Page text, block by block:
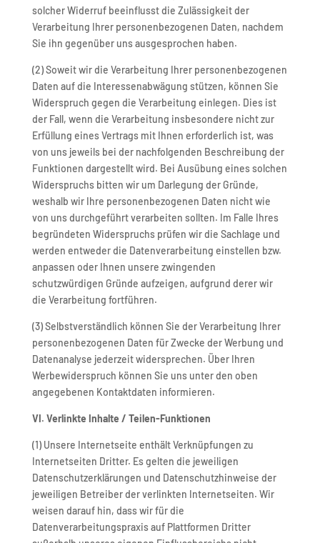
solcher Widerruf beeinflusst die Zulässigkeit der
Verarbeitung Ihrer personenbezogenen Daten, nachdem
Sie ihn gegenüber uns ausgesprochen haben.
(2) Soweit wir die Verarbeitung Ihrer personenbezogenen
Daten auf die Interessenabwägung stützen, können Sie
Widerspruch gegen die Verarbeitung einlegen. Dies ist
der Fall, wenn die Verarbeitung insbesondere nicht zur
Erfüllung eines Vertrags mit Ihnen erforderlich ist, was
von uns jeweils bei der nachfolgenden Beschreibung der
Funktionen dargestellt wird. Bei Ausübung eines solchen
Widerspruchs bitten wir um Darlegung der Gründe,
weshalb wir Ihre personenbezogenen Daten nicht wie
von uns durchgeführt verarbeiten sollten. Im Falle Ihres
begründeten Widerspruchs prüfen wir die Sachlage und
werden entweder die Datenverarbeitung einstellen bzw.
anpassen oder Ihnen unsere zwingenden
schutzwürdigen Gründe aufzeigen, aufgrund derer wir
die Verarbeitung fortführen.
(3) Selbstverständlich können Sie der Verarbeitung Ihrer
personenbezogenen Daten für Zwecke der Werbung und
Datenanalyse jederzeit widersprechen. Über Ihren
Werbewiderspruch können Sie uns unter den oben
angegebenen Kontaktdaten informieren.
VI. Verlinkte Inhalte / Teilen-Funktionen
(1) Unsere Internetseite enthält Verknüpfungen zu
Internetseiten Dritter. Es gelten die jeweiligen
Datenschutzerklärungen und Datenschutzhinweise der
jeweiligen Betreiber der verlinkten Internetseiten. Wir
weisen darauf hin, dass wir für die
Datenverarbeitungspraxis auf Plattformen Dritter